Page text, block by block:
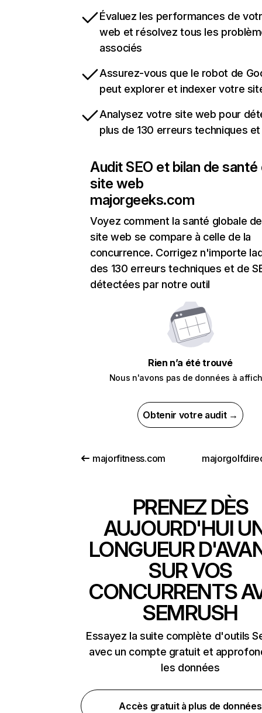
Évaluez les performances de
web et résolvez tous les
associés
Assurez-vous que le robot de
peut explorer et indexer votre
Analysez votre site web pour
plus de 130 erreurs techniques et
Audit SEO et bilan de santé
site web
majorgeeks.com
Voyez comment la santé globale
site web se compare à celle de la
concurrence. Corrigez n'importe
des 130 erreurs techniques et de
détectées par notre outil
Rien n’a été trouvé
Nous n'avons pas de données à
Obtenir votre audit →
majorfitness.com
PRENEZ DÈS
AUJOURD'HUI
LONGUEUR
SUR VOS
CONCURRENTS
SEMRUSH
Essayez la suite complète d'outils
avec un compte gratuit et
les données
Accès gratuit à plus de données